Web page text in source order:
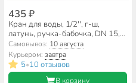
435 ₽
Кран для воды, 1/2'', г-ш,
латунь, ручка-бабочка, DN 15,
Valfex
Самовывоз: 10 августа
Курьером:завтра
5•10 отзывов
В корзину